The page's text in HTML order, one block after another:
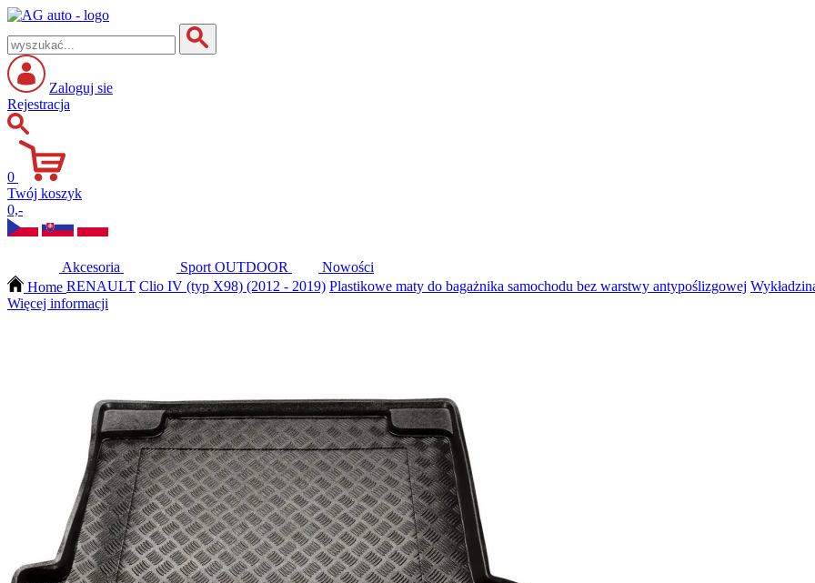
Zaloguj sie
Rejestracja
0
Twój koszyk
0,-
Akcesoria Sport OUTDOOR
Nowości
Home RENAULT Clio IV (typ X98) (2012 - 2019) Plastikowe maty do bagażnika samochodu bez warstwy antypoślizgowej
Więcej informacji